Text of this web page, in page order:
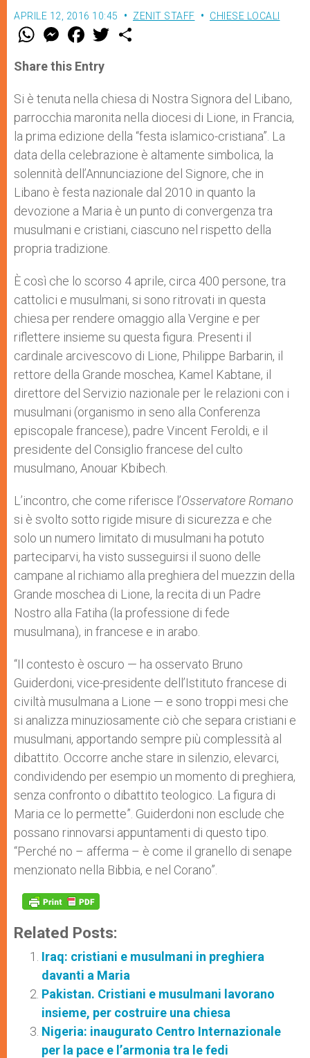
APRILE 12, 2016 10:45 ZENIT STAFF CHIESE LOCALI
W
t
s
p
p
M
e
s
e
g
e
r
F
a
e
b
o
k
w
r
Share this Entry
Si è tenuta nella chiesa di Nostra Signora del Libano,
parrocchia maronita nella diocesi di Lione, in Francia,
la prima edizione della “festa islamico-cristiana”. La
data della celebrazione è altamente simbolica, la
solennità dell’Annunciazione del Signore, che in
Libano è festa nazionale dal 2010 in quanto la
devozione a Maria è un punto di convergenza tra
musulmani e cristiani, ciascuno nel rispetto della
propria tradizione.
È così che lo scorso 4 aprile, circa 400 persone, tra
cattolici e musulmani, si sono ritrovati in questa
chiesa per rendere omaggio alla Vergine e per
riflettere insieme su questa figura. Presenti il
cardinale arcivescovo di Lione, Philippe Barbarin, il
rettore della Grande moschea, Kamel Kabtane, il
direttore del Servizio nazionale per le relazioni con i
musulmani (organismo in seno alla Conferenza
episcopale francese), padre Vincent Feroldi, e il
presidente del Consiglio francese del culto
musulmano, Anouar Kbibech.
L’incontro, che come riferisce l’Osservatore Romano
si è svolto sotto rigide misure di sicurezza e che
solo un numero limitato di musulmani ha potuto
parteciparvi, ha visto susseguirsi il suono delle
campane al richiamo alla preghiera del muezzin della
Grande moschea di Lione, la recita di un Padre
Nostro alla Fatiha (la professione di fede
musulmana), in francese e in arabo.
“Il contesto è oscuro — ha osservato Bruno
Guiderdoni, vice-presidente dell’Istituto francese di
civiltà musulmana a Lione — e sono troppi mesi che
si analizza minuziosamente ciò che separa cristiani e
musulmani, apportando sempre più complessità al
dibattito. Occorre anche stare in silenzio, elevarci,
condividendo per esempio un momento di preghiera,
senza confronto o dibattito teologico. La figura di
Maria ce lo permette”. Guiderdoni non esclude che
possano rinnovarsi appuntamenti di questo tipo.
“Perché no – afferma – è come il granello di senape
menzionato nella Bibbia, e nel Corano”.
Related Posts:
Iraq: cristiani e musulmani in preghiera
davanti a Maria
Pakistan. Cristiani e musulmani lavorano
insieme, per costruire una chiesa
Nigeria: inaugurato Centro Internazionale
per la pace e l’armonia tra le fedi